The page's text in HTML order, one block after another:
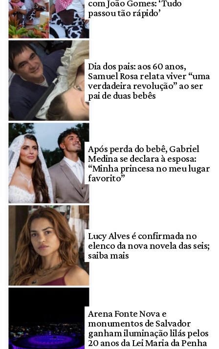
com João Gomes: ‘Tudo
passou tão rápido’
Dia dos pais: aos 60 anos,
Samuel Rosa relata viver “uma
verdadeira revolução” ao ser
pai de duas bebês
Após perda do bebê, Gabriel
Medina se declara à esposa:
“Minha princesa no meu lugar
favorito”
Lucy Alves é confirmada no
elenco da nova novela das seis;
saiba mais
Arena Fonte Nova e
monumentos de Salvador
ganham iluminação lilás pelos
20 anos da Lei Maria da Penha